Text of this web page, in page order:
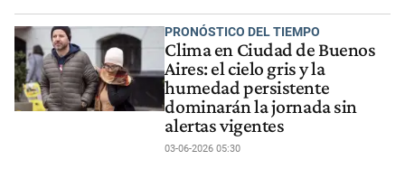
PRONÓSTICO DEL TIEMPO
Clima en Ciudad de Buenos
Aires: el cielo gris y la
humedad persistente
dominarán la jornada sin
alertas vigentes
03-06-2026 05:30